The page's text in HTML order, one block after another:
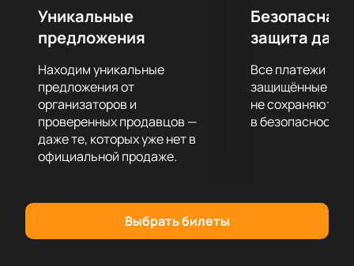
музыкального сопровождения.
Приятного просмотра!
Уникальные
предложения
Находим уникальные
предложения от
организаторов и
проверенных продавцов —
даже те, которых уже нет в
официальной продаже.
Безопасная
защита
Все платежи
защищённые
не сохраняются
в безопасности.
Выбрать билеты